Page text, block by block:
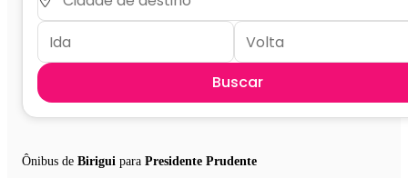
Buscar
Ônibus de Birigui para Presidente Prudente